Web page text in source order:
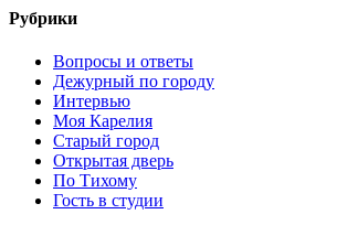
Рубрики
Вопросы и ответы
Дежурный по городу
Интервью
Моя Карелия
Старый город
Открытая дверь
По Тихому
Гость в студии